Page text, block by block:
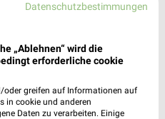
3 Prospekte
Datenschutzbestimmungen
„Ablehnen“ wird die
erforderliche cookie
oder greifen auf Informationen auf
in cookie und anderen
Daten zu verarbeiten. Einige